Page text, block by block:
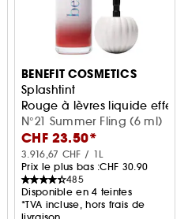
Tenue
BENEFIT COSMETICS
Splashtint
Rouge à lèvres liquide effet
N°21 Summer Fling (6 ml)
CHF 23.50*
3.916,67 CHF / 1L
Prix le plus bas :CHF 30.90
485
Disponible en 4 teintes
*TVA incluse, hors frais de